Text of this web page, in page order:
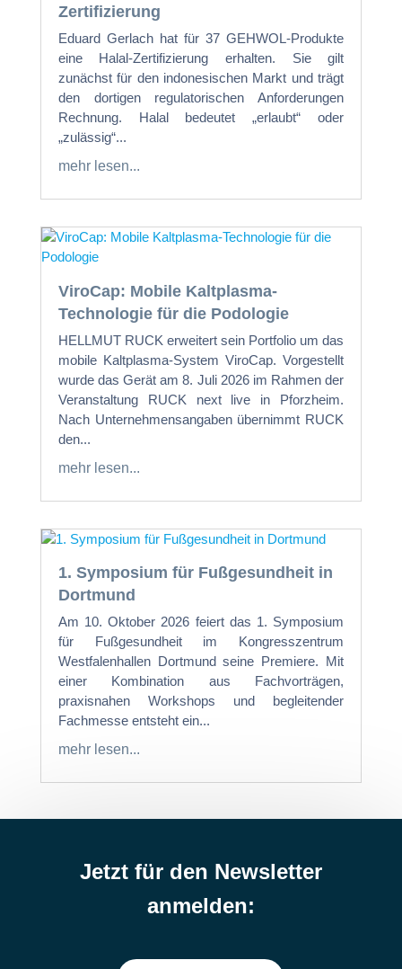
Zertifizierung
Eduard Gerlach hat für 37 GEHWOL-Produkte
eine Halal-Zertifizierung erhalten. Sie gilt
zunächst für den indonesischen Markt und trägt
den dortigen regulatorischen Anforderungen
Rechnung. Halal bedeutet „erlaubt“ oder
„zulässig“...
mehr lesen...
ViroCap: Mobile Kaltplasma-
Technologie für die Podologie
HELLMUT RUCK erweitert sein Portfolio um das
mobile Kaltplasma-System ViroCap. Vorgestellt
wurde das Gerät am 8. Juli 2026 im Rahmen der
Veranstaltung RUCK next live in Pforzheim.
Nach Unternehmensangaben übernimmt RUCK
den...
mehr lesen...
1. Symposium für Fußgesundheit in
Dortmund
Am 10. Oktober 2026 feiert das 1. Symposium
für Fußgesundheit im Kongresszentrum
Westfalenhallen Dortmund seine Premiere. Mit
einer Kombination aus Fachvorträgen,
praxisnahen Workshops und begleitender
Fachmesse entsteht ein...
mehr lesen...
Jetzt für den Newsletter
anmelden: